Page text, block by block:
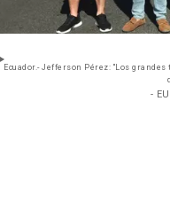
Ecuador.- Jefferson Pérez: "Los
-